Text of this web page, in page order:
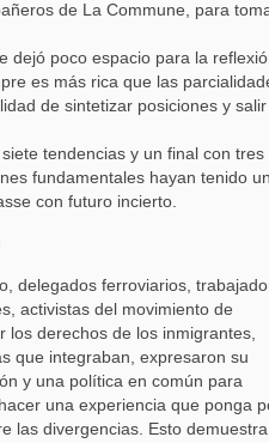
de La Commune, para
dejó poco espacio para la
es más rica que las
de sintetizar posiciones y
tendencias y un final con tres
fundamentales hayan tenido
con futuro incierto.
delegados ferroviarios,
activistas del movimiento de
los derechos de los inmigrantes,
que integraban, expresaron su
y una política en común para
una experiencia que ponga
las divergencias. Esto demuestra